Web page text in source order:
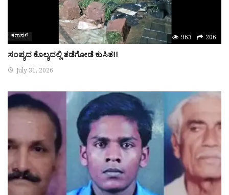
ಕರಾವಳಿ 963 206
ಸಂಪ್ಯದ ಕೊಲ್ಯದಲ್ಲಿ ತಡೆಗೋಡೆ ಕುಸಿತ!!
July 31, 2026